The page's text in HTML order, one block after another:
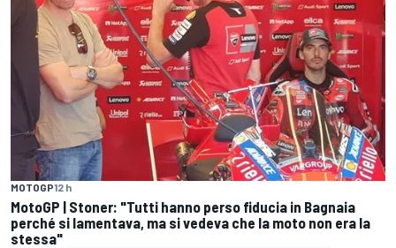
MOTOGP12 h
MotoGP | Stoner: "Tutti hanno perso fiducia in Bagnaia
perché si lamentava, ma si vedeva che la moto non era la
stessa"